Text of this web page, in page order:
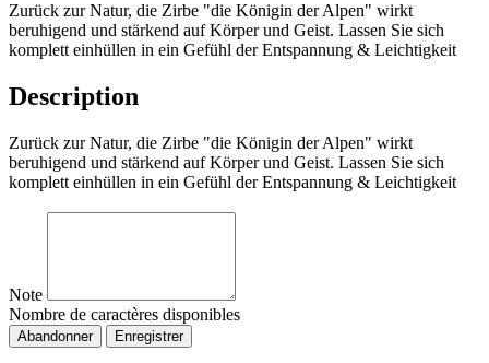
Zurück zur Natur, die Zirbe "die Königin der Alpen" wirkt
beruhigend und stärkend auf Körper und Geist. Lassen Sie sich
komplett einhüllen in ein Gefühl der Entspannung & Leichtigkeit
Description
Zurück zur Natur, die Zirbe "die Königin der Alpen" wirkt
beruhigend und stärkend auf Körper und Geist. Lassen Sie sich
komplett einhüllen in ein Gefühl der Entspannung & Leichtigkeit
Note
Nombre de caractères disponibles
Abandonner Enregistrer